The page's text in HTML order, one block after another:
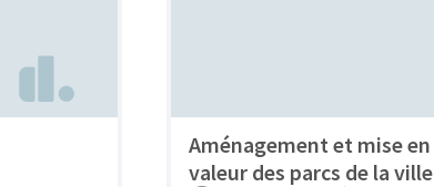
Aménagement et mise en
valeur des parcs de la ville